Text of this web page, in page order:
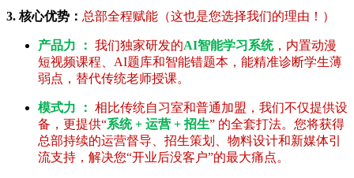
3. 核心优势： 总部全程赋能（这也是您选择我们的理由！）
产品力 ： 我们独家研发的AI智能学习系统，内置动漫
短视频课程、AI题库和智能错题本，能精准诊断学生薄
弱点，替代传统老师授课。
模式力 ： 相比传统自习室和普通加盟，我们不仅提供设
备，更提供“系统 + 运营 + 招生” 的全套打法。您将获得
总部持续的运营督导、招生策划、物料设计和新媒体引
流支持，解决您“开业后没客户”的最大痛点。